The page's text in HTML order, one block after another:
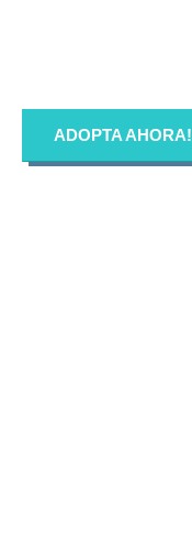
ADOPTA AHORA!